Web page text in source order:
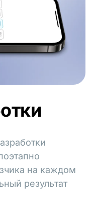
на каждом
результат